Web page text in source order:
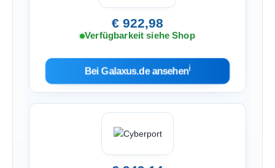
€ 922,98
Verfügbarkeit siehe Shop
Bei Galaxus.de ansehenℹ︎